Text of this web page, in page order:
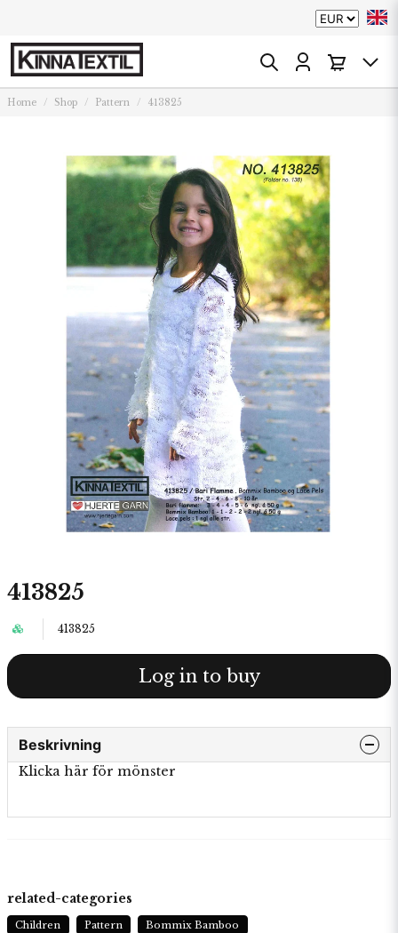
Home Shop Pattern 413825
413825
413825
Log in to buy
Beskrivning
Klicka här för mönster
related-categories
Children Pattern Bommix Bamboo